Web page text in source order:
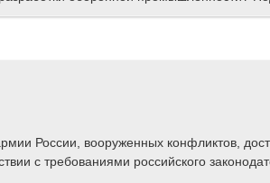
России, вооруженных конфликтов,
с требованиями российского